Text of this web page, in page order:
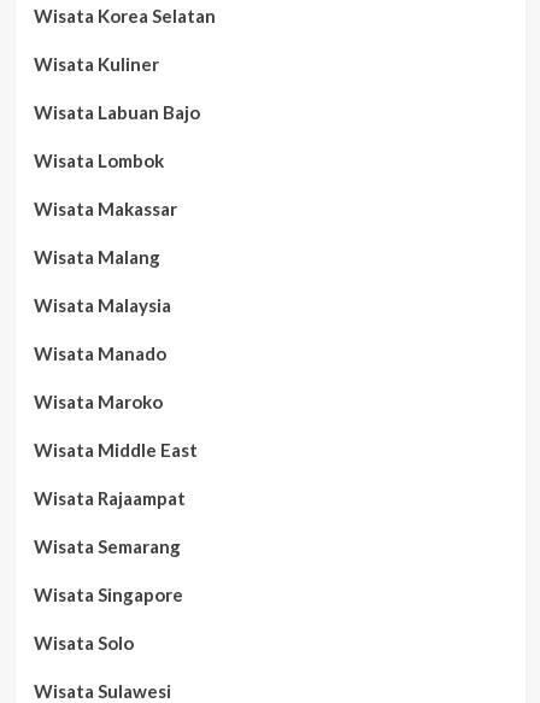
Wisata Korea Selatan
Wisata Kuliner
Wisata Labuan Bajo
Wisata Lombok
Wisata Makassar
Wisata Malang
Wisata Malaysia
Wisata Manado
Wisata Maroko
Wisata Middle East
Wisata Rajaampat
Wisata Semarang
Wisata Singapore
Wisata Solo
Wisata Sulawesi